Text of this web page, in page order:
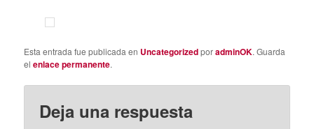
Esta entrada fue publicada en UncategorizedporadminOK. Guarda
elenlace permanente.
Deja una respuesta